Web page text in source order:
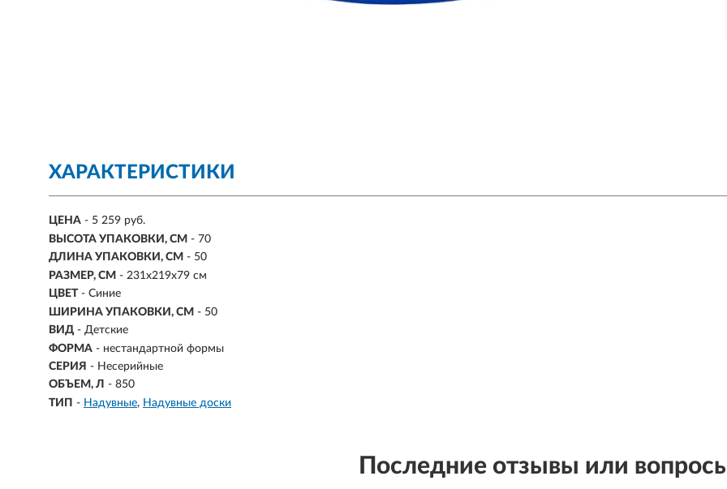
ХАРАКТЕРИСТИКИ
ЦЕНА - 5 259 руб.
ВЫСОТА УПАКОВКИ, СМ - 70
ДЛИНА УПАКОВКИ, СМ - 50
РАЗМЕР, СМ - 231х219х79 см
ЦВЕТ - Синие
ШИРИНА УПАКОВКИ, СМ - 50
ВИД - Детские
ФОРМА - нестандартной формы
СЕРИЯ - Несерийные
ОБЪЕМ, Л - 850
ТИП - Надувные Надувные доски
Последние отзывы или